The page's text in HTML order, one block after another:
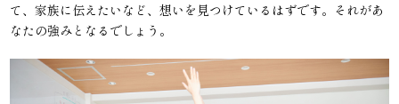
て、家族に伝えたいなど、想いを見つけているはずです。それがあ
なたの強みとなるでしょう。